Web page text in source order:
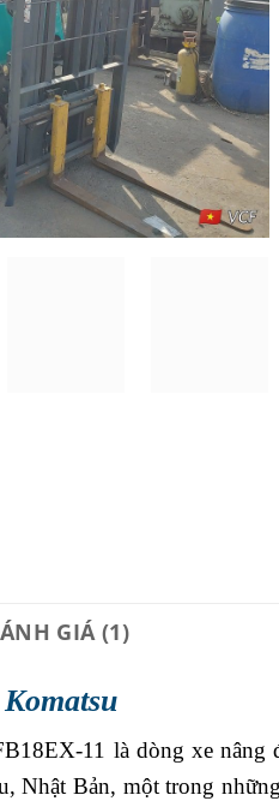
GIÁ (1)
11 là dòng xe
Nhật Bản, một trong